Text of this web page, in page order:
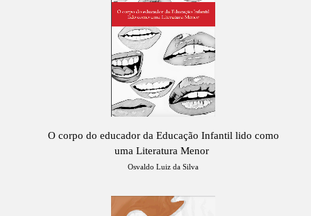
O corpo do educador da Educação Infantil lido como
uma Literatura Menor
Osvaldo Luiz da Silva